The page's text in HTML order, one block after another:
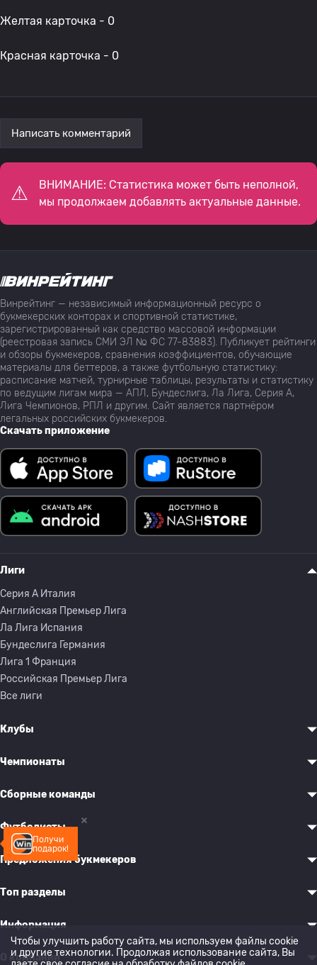
Желтая карточка - 0
Красная карточка - 0
Написать комментарий
ВНИМАНИЕ: Статистика может быть неполной,
мы продолжаем добавлять актуальные данные.
Получи
подарок!
Винрейтинг — независимый информационный ресурс о
букмекерских конторах и спортивной статистике,
зарегистрированный как средство массовой информации
(реестровая запись СМИ ЭЛ № ФС 77-83883). Публикует рейтинги
и обзоры букмекеров, сравнения коэффициентов, обучающие
материалы для беттеров, а также футбольную статистику:
расписание матчей, турнирные таблицы, результаты и статистику
по ведущим лигам мира — АПЛ, Бундеслига, Ла Лига, Серия А,
Лига Чемпионов, РПЛ и другим. Сайт является партнёром
легальных российских букмекеров.
Скачать приложение
Лиги
Серия A Италия
Английская Премьер Лига
Ла Лига Испания
Бундеслига Германия
Лига 1 Франция
Российская Премьер Лига
Все лиги
Клубы
Чемпионаты
Сборные команды
Футболисты
Предложения букмекеров
Топ разделы
Информация
О компании
Чтобы улучшить работу сайта, мы используем файлы cookie
и другие технологии. Продолжая использование сайта, Вы